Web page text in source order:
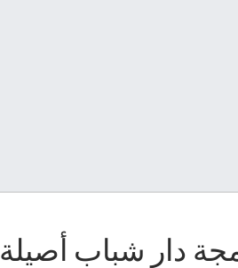
دار شباب أصيلة